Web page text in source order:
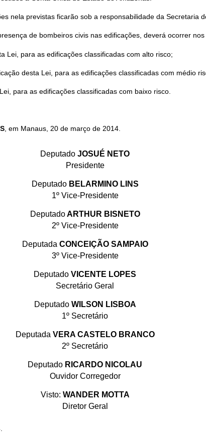
nela previstas ficarão sob a responsabilidade da Secretaria
de bombeiros civis nas edificações, deverá ocorrer
Lei, para as edificações classificadas com alto risco;
desta Lei, para as edificações classificadas com médio
para as edificações classificadas com baixo risco.
, em Manaus, 20 de março de 2014.
Deputado JOSUÉ NETO
Presidente
DeputadoBELARMINO LINS
1º Vice-Presidente
DeputadoARTHUR BISNETO
2º Vice-Presidente
Deputada CONCEIÇÃO SAMPAIO
3º Vice-Presidente
Deputado VICENTE LOPES
Secretário Geral
DeputadoWILSON LISBOA
1º Secretário
Deputada VERA CASTELO BRANCO
2º Secretário
Deputado RICARDO NICOLAU
Ouvidor Corregedor
Visto: WANDER MOTTA
Diretor Geral